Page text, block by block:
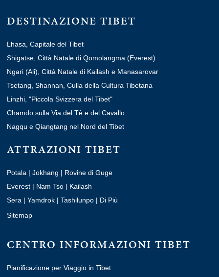
DESTINAZIONE TIBET
Lhasa, Capitale del Tibet
Shigatse, Città Natale di Qomolangma (Everest)
Ngari (Ali), Città Natale di Kailash e Manasarovar
Tsetang, Shannan, Culla della Cultura Tibetana
Linzhi, "Piccola Svizzera del Tibet"
Chamdo sulla Via del Tè e del Cavallo
Nagqu e Qiangtang nel Nord del Tibet
ATTRAZIONI TIBET
Potala | Jokhang | Rovine di Guge
Everest | Nam Tso | Kailash
Sera | Yamdrok | Tashilunpo | Di Più
Sitemap
CENTRO INFORMAZIONI TIBET
Pianificazione per Viaggio in Tibet